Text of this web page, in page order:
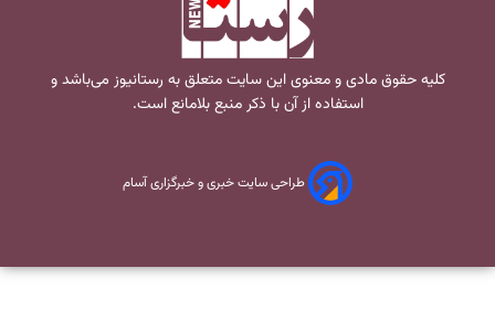
کلیه حقوق مادی و معنوی این سایت متعلق به رستانیوز می‌باشد و
استفاده از آن با ذکر منبع بلامانع است.
طراحی سایت خبری و خبرگزاری آسام